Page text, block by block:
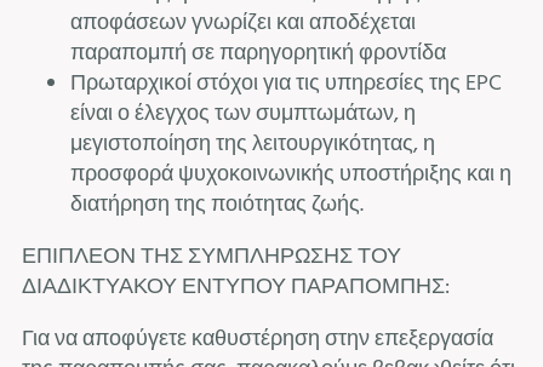
αποφάσεων γνωρίζει και αποδέχεται
παραπομπή σε παρηγορητική φροντίδα
Πρωταρχικοί στόχοι για τις υπηρεσίες της EPC
είναι ο έλεγχος των συμπτωμάτων, η
μεγιστοποίηση της λειτουργικότητας, η
προσφορά ψυχοκοινωνικής υποστήριξης και η
διατήρηση της ποιότητας ζωής.
ΕΠΙΠΛΕΟΝ ΤΗΣ ΣΥΜΠΛΗΡΩΣΗΣ ΤΟΥ
ΔΙΑΔΙΚΤΥΑΚΟΥ ΕΝΤΥΠΟΥ ΠΑΡΑΠΟΜΠΗΣ:
Για να αποφύγετε καθυστέρηση στην επεξεργασία